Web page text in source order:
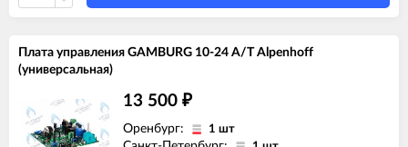
Плата управления GAMBURG 10-24 A/T Alpenhoff
(универсальная)
13 500 ₽
Оренбург: 1 шт